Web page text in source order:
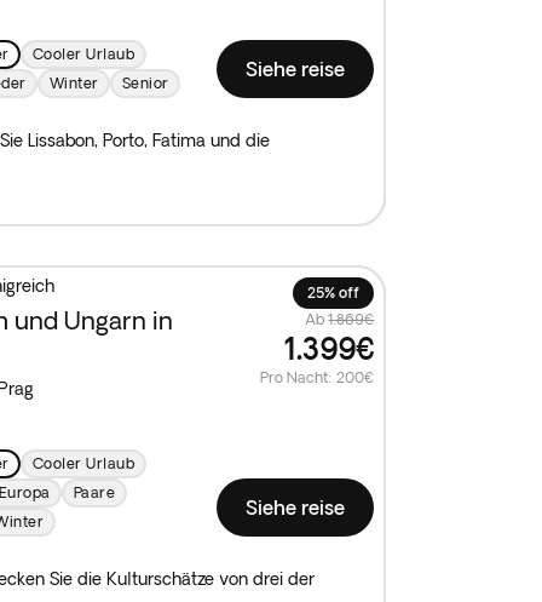
Cooler Urlaub
Winter Senior
Siehe reise
Lissabon, Porto, Fatima und die
25% off
Ab 1.869€
1.399€
Pro Nacht: 200€
und Ungarn in
Cooler Urlaub
Paare
Siehe reise
Sie die Kulturschätze von drei der